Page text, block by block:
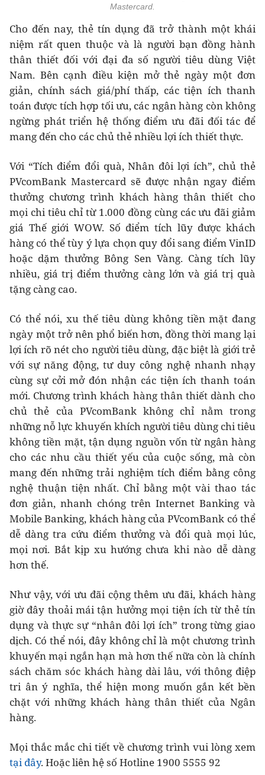
Mastercard.
Cho đến nay, thẻ tín dụng đã trở thành một khái
niệm rất quen thuộc và là người bạn đồng hành
thân thiết đối với đại đa số người tiêu dùng Việt
Nam. Bên cạnh điều kiện mở thẻ ngày một đơn
giản, chính sách giá/phí thấp, các tiện ích thanh
toán được tích hợp tối ưu, các ngân hàng còn không
ngừng phát triển hệ thống điểm ưu đãi đối tác để
mang đến cho các chủ thẻ nhiều lợi ích thiết thực.
Với “Tích điểm đổi quà, Nhân đôi lợi ích”, chủ thẻ
PVcomBank Mastercard sẽ được nhận ngay điểm
thưởng chương trình khách hàng thân thiết cho
mọi chi tiêu chỉ từ 1.000 đồng cùng các ưu đãi giảm
giá Thế giới WOW. Số điểm tích lũy được khách
hàng có thể tùy ý lựa chọn quy đổi sang điểm VinID
hoặc dặm thưởng Bông Sen Vàng. Càng tích lũy
nhiều, giá trị điểm thưởng càng lớn và giá trị quà
tặng càng cao.
Có thể nói, xu thế tiêu dùng không tiền mặt đang
ngày một trở nên phổ biến hơn, đồng thời mang lại
lợi ích rõ nét cho người tiêu dùng, đặc biệt là giới trẻ
với sự năng động, tư duy công nghệ nhanh nhạy
cùng sự cởi mở đón nhận các tiện ích thanh toán
mới. Chương trình khách hàng thân thiết dành cho
chủ thẻ của PVcomBank không chỉ nằm trong
những nỗ lực khuyến khích người tiêu dùng chi tiêu
không tiền mặt, tận dụng nguồn vốn từ ngân hàng
cho các nhu cầu thiết yếu của cuộc sống, mà còn
mang đến những trải nghiệm tích điểm bằng công
nghệ thuận tiện nhất. Chỉ bằng một vài thao tác
đơn giản, nhanh chóng trên Internet Banking và
Mobile Banking, khách hàng của PVcomBank có thể
dễ dàng tra cứu điểm thưởng và đổi quà mọi lúc,
mọi nơi. Bắt kịp xu hướng chưa khi nào dễ dàng
hơn thế.
Như vậy, với ưu đãi cộng thêm ưu đãi, khách hàng
giờ đây thoải mái tận hưởng mọi tiện ích từ thẻ tín
dụng và thực sự “nhân đôi lợi ích” trong từng giao
dịch. Có thể nói, đây không chỉ là một chương trình
khuyến mại ngắn hạn mà hơn thế nữa còn là chính
sách chăm sóc khách hàng dài lâu, với thông điệp
tri ân ý nghĩa, thể hiện mong muốn gắn kết bền
chặt với những khách hàng thân thiết của Ngân
hàng.
Mọi thắc mắc chi tiết về chương trình vui lòng xem
tại đây. Hoặc liên hệ số Hotline 1900 5555 92